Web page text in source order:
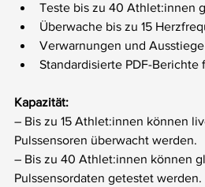
Teste bis zu 40 Athlet:innen
Überwache bis zu 15
Verwarnungen und
Standardisierte PDF-Berichte
Kapazität:
– Bis zu 15 Athlet:innen können
Pulssensoren überwacht werden.
– Bis zu 40 Athlet:innen können
Pulssensordaten getestet werden.